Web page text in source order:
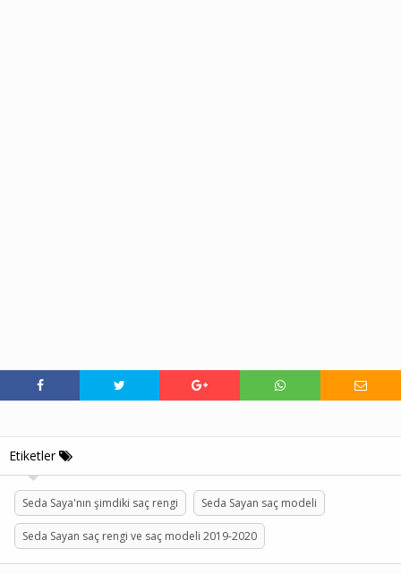
Etiketler
Seda Saya'nın şimdiki saç rengi Seda Sayan saç modeli
Seda Sayan saç rengi ve saç modeli 2019-2020